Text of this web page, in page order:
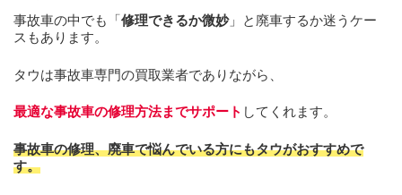
事故車の中でも「修理できるか微妙」と廃車するか迷うケー
スもあります。
タウは事故車専門の買取業者でありながら、
最適な事故車の修理方法までサポート してくれます。
事故車の修理、廃車で悩んでいる方にもタウがおすすめで
す。